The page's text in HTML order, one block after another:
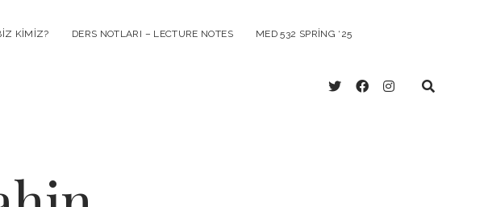
KIMIZ? DERS NOTLARI – LECTURE NOTES MED 532 SPRING ‘25
twitterfacebook
instagram